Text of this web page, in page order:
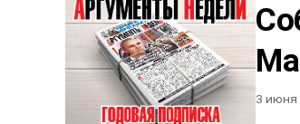
3 июня